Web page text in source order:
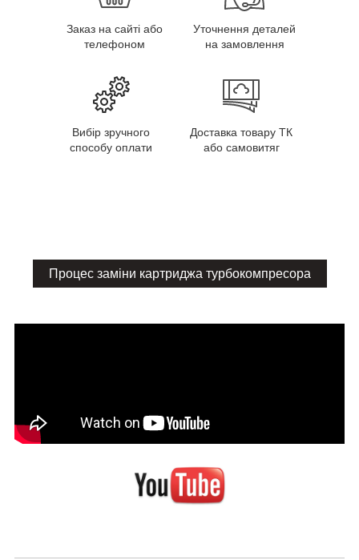
Заказ на сайті або
телефоном
Уточнення деталей
на замовлення
Вибір зручного
способу оплати
Доставка товару ТК
або самовитяг
Процес заміни картриджа турбокомпресора